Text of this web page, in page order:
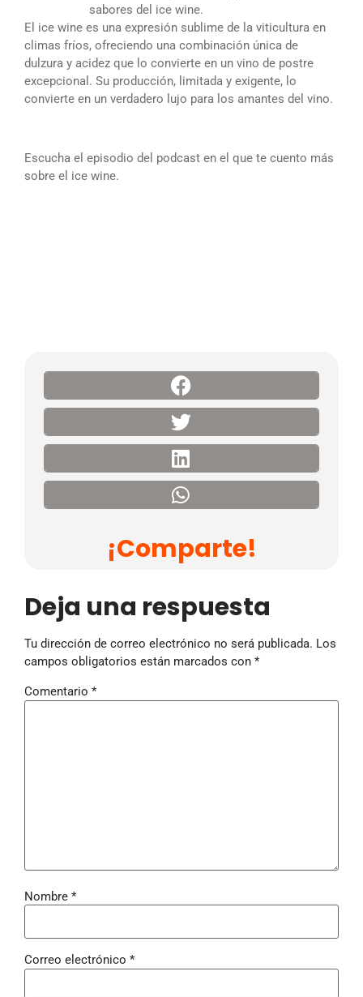
sabores del ice wine.
El ice wine es una expresión sublime de la viticultura en
climas fríos, ofreciendo una combinación única de
dulzura y acidez que lo convierte en un vino de postre
excepcional. Su producción, limitada y exigente, lo
convierte en un verdadero lujo para los amantes del vino.
Escucha el episodio del podcast en el que te cuento más
sobre el ice wine.
¡Comparte!
Deja una respuesta
Tu dirección de correo electrónico no será publicada. Los
campos obligatorios están marcados con *
Comentario *
Nombre *
Correo electrónico *